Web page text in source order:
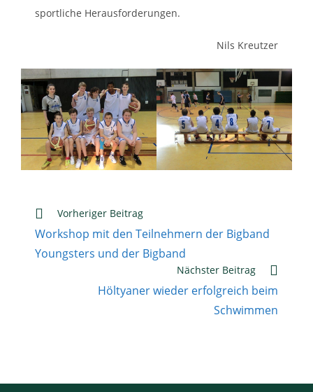
sportliche Herausforderungen.
Nils Kreutzer
Weitere
Artikel
ansehen
Vorheriger Beitrag
Workshop mit den Teilnehmern der Bigband
Youngsters und der Bigband
Nächster Beitrag
Höltyaner wieder erfolgreich beim
Schwimmen